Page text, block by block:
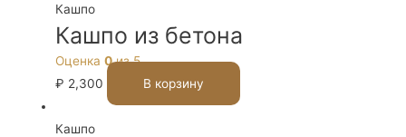
Кашпо
Кашпо из бетона
Оценка0из 5
₽ 2,300 В корзину
Кашпо